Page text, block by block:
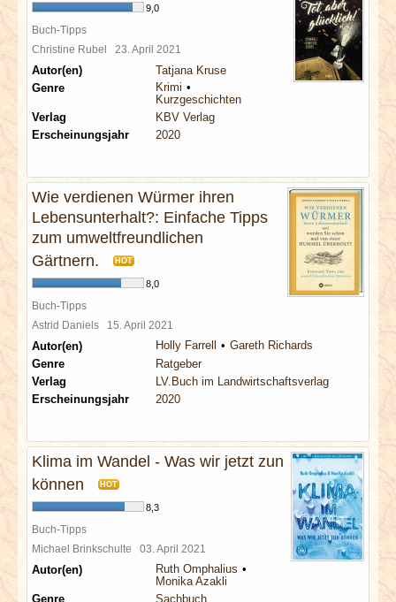
9,0
Buch-Tipps
Christine Rubel 23. April 2021
Autor(en)
Tatjana Kruse
Genre
Krimi
Kurzgeschichten
Verlag
KBV Verlag
Erscheinungsjahr
2020
Wie verdienen Würmer ihren
Lebensunterhalt?: Einfache Tipps
zum umweltfreundlichen
Gärtnern.
HOT
8,0
Buch-Tipps
Astrid Daniels 15. April 2021
Autor(en) Holly Farrell
Gareth Richards
Genre
Ratgeber
Verlag
LV.Buch im Landwirtschaftsverlag
Erscheinungsjahr
2020
Klima im Wandel - Was wir jetzt zun
können
HOT
8,3
Buch-Tipps
Michael Brinkschulte 03. April 2021
Autor(en)
Ruth Omphalius
Monika Azakli
Genre
Sachbuch